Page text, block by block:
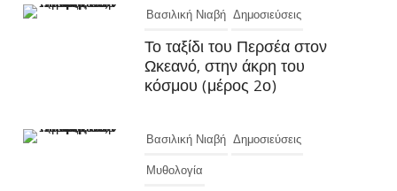
Βασιλική Νιαβή Δημοσιεύσεις
Το ταξίδι του Περσέα στον
Ωκεανό, στην άκρη του
κόσμου (μέρος 2ο)
Βασιλική Νιαβή Δημοσιεύσεις
Μυθολογία